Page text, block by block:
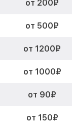
от 200₽
от 500₽
от 1200₽
от 1000₽
от 90₽
от 150₽